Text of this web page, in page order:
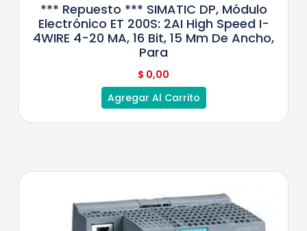
*** Repuesto *** SIMATIC DP, Módulo
Electrónico ET 200S: 2AI High Speed ​​I-
4WIRE 4-20 MA, 16 Bit, 15 Mm De Ancho,
Para
$ 0,00
Agregar Al Carrito